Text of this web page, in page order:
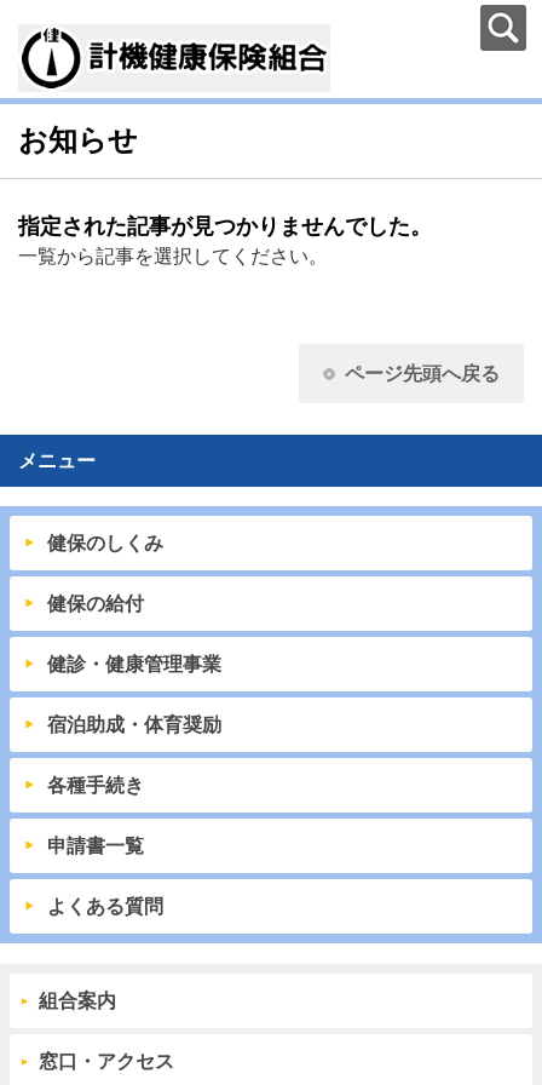
お知らせ
指定された記事が見つかりませんでした。
一覧から記事を選択してください。
ページ先頭へ戻る
メニュー
健保のしくみ
健保の給付
健診・健康管理事業
宿泊助成・体育奨励
各種手続き
申請書一覧
よくある質問
組合案内
窓口・アクセス